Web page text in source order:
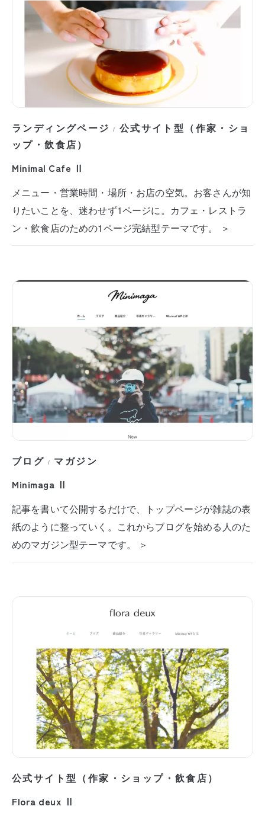
ランディングページ / 公式サイト型（作家・ショ
ップ・飲食店）
Minimal Cafe Ⅱ
メニュー・営業時間・場所・お店の空気。お客さんが知
りたいことを、迷わせず1ページに。カフェ・レストラ
ン・飲食店のための1ページ完結型テーマです。 ＞
ブログ / マガジン
Minimaga Ⅱ
記事を書いて公開するだけで、トップページが雑誌の表
紙のように整っていく。これからブログを始める人のた
めのマガジン型テーマです。 ＞
公式サイト型（作家・ショップ・飲食店）
Flora deux Ⅱ